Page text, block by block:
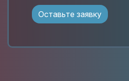
Оставьте заявку